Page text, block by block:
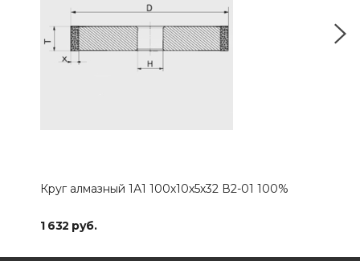
Круг алмазный 1А1 100х10х5х32 В2-01 100%
1 632 руб.